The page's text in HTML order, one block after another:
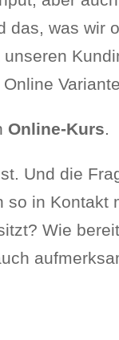
das, was wir
Online-Kurs.
Und die
so in Kontakt
Wie